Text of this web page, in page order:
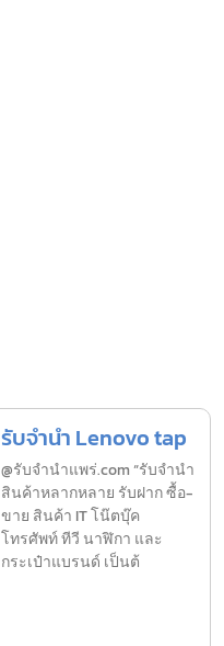
รับจำนำ Lenovo tap
@รับจำนำแพร่.com “รับจำนำ
สินค้าหลากหลาย รับฝาก ซื้อ-
ขาย สินค้า IT โน๊ตบุ๊ค
โทรศัพท์ ทีวี นาฬิกา และ
กระเป๋าแบรนด์ เป็นต้